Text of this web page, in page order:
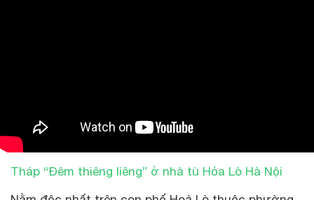
Tháp “Đêm thiêng liêng” ở nhà tù Hỏa Lò Hà Nội